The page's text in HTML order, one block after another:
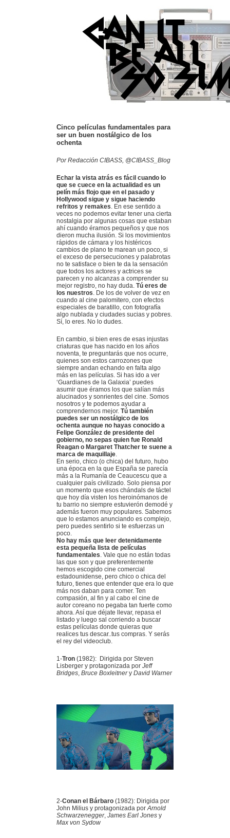
Cinco películas fundamentales para
ser un buen nostálgico de los
ochenta
Por Redacción CIBASS, @CIBASS_Blog
Echar la vista atrás es fácil cuando lo
que se cuece en la actualidad es un
pelín más flojo que en el pasado y
Hollywood sigue y sigue haciendo
refritos y remakes. En ese sentido a
veces no podemos evitar tener una cierta
nostalgia por algunas cosas que estaban
ahí cuando éramos pequeños y que nos
dieron mucha ilusión. Si los movimientos
rápidos de cámara y los histéricos
cambios de plano te marean un poco, si
el exceso de persecuciones y palabrotas
no te satisface o bien te da la sensación
que todos los actores y actrices se
parecen y no alcanzas a comprender su
mejor registro, no hay duda. Tú eres de
los nuestros. De los de volver de vez en
cuando al cine palomitero, con efectos
especiales de baratillo, con fotografía
algo nublada y ciudades sucias y pobres.
Sí, lo eres. No lo dudes.
En cambio, si bien eres de esas injustas
criaturas que has nacido en los años
noventa, te preguntarás que nos ocurre,
quienes son estos carrozones que
siempre andan echando en falta algo
más en las películas. Si has ido a ver
‘Guardianes de la Galaxia’ puedes
asumir que éramos los que salían más
alucinados y sonrientes del cine. Somos
nosotros y te podemos ayudar a
comprendernos mejor. Tú también
puedes ser un nostálgico de los
ochenta aunque no hayas conocido a
Felipe González de presidente del
gobierno, no sepas quien fue Ronald
Reagan o Margaret Thatcher te suene a
marca de maquillaje.
En serio, chico (o chica) del futuro, hubo
una época en la que España se parecía
más a la Rumanía de Ceaucescu que a
cualquier país civilizado. Solo piensa por
un momento que esos chándals de táctel
que hoy día visten los heroinómanos de
tu barrio no siempre estuvierón demodé y
además fueron muy populares. Sabemos
que lo estamos anunciando es complejo,
pero puedes sentirlo si te esfuerzas un
poco.
No hay más que leer detenidamente
esta pequeña lista de películas
fundamentales. Vale que no están todas
las que son y que preferentemente
hemos escogido cine comercial
estadounidense, pero chico o chica del
futuro, tienes que entender que era lo que
más nos daban para comer. Ten
compasión, al fin y al cabo el cine de
autor coreano no pegaba tan fuerte como
ahora. Así que déjate llevar, repasa el
listado y luego sal corriendo a buscar
estas películas donde quieras que
realices tus descar..tus compras. Y serás
el rey del videoclub.
1-Tron (1982): Dirigida por Steven
Lisberger y protagonizada por Jeff
Bridges, Bruce Boxleitnery David Warner
2-Conan el Bárbaro (1982): Dirigida por
John Milius y protagonizada porArnold
Schwarzenegger, James Earl Jones y
Max von Sydow